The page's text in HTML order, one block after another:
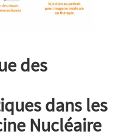
des
dans les
Nucléaire